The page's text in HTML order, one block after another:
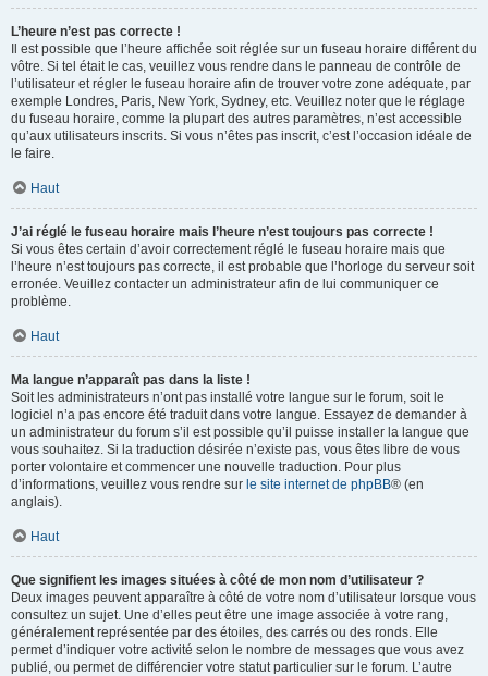
L’heure n’est pas correcte !
Il est possible que l’heure affichée soit réglée sur un fuseau horaire différent du
vôtre. Si tel était le cas, veuillez vous rendre dans le panneau de contrôle de
l’utilisateur et régler le fuseau horaire afin de trouver votre zone adéquate, par
exemple Londres, Paris, New York, Sydney, etc. Veuillez noter que le réglage
du fuseau horaire, comme la plupart des autres paramètres, n’est accessible
qu’aux utilisateurs inscrits. Si vous n’êtes pas inscrit, c’est l’occasion idéale de
le faire.
Haut
J’ai réglé le fuseau horaire mais l’heure n’est toujours pas correcte !
Si vous êtes certain d’avoir correctement réglé le fuseau horaire mais que
l’heure n’est toujours pas correcte, il est probable que l’horloge du serveur soit
erronée. Veuillez contacter un administrateur afin de lui communiquer ce
problème.
Haut
Ma langue n’apparaît pas dans la liste !
Soit les administrateurs n’ont pas installé votre langue sur le forum, soit le
logiciel n’a pas encore été traduit dans votre langue. Essayez de demander à
un administrateur du forum s’il est possible qu’il puisse installer la langue que
vous souhaitez. Si la traduction désirée n’existe pas, vous êtes libre de vous
porter volontaire et commencer une nouvelle traduction. Pour plus
d’informations, veuillez vous rendre sur le site internet de phpBB® (en
anglais).
Haut
Que signifient les images situées à côté de mon nom d’utilisateur ?
Deux images peuvent apparaître à côté de votre nom d’utilisateur lorsque vous
consultez un sujet. Une d’elles peut être une image associée à votre rang,
généralement représentée par des étoiles, des carrés ou des ronds. Elle
permet d’indiquer votre activité selon le nombre de messages que vous avez
publié, ou permet de différencier votre statut particulier sur le forum. L’autre